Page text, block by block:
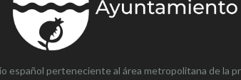
español perteneciente al área metropolitana de la